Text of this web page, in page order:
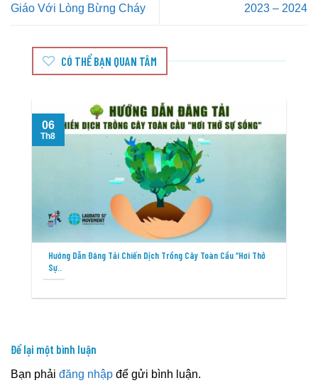
Giáo Với Lòng Bừng Cháy
2023 – 2024
CÓ THỂ BẠN QUAN TÂM
Hướng Dẫn Đăng Tải Chiến Dịch Trồng Cây Toàn Cầu “Hơi Thở
Sự..
06
Th8
Để lại một bình luận
Bạn phải đăng nhập để gửi bình luận.